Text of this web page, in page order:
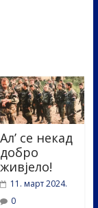
Ал’ се некад
добро
живјело!
11. март 2024.
0